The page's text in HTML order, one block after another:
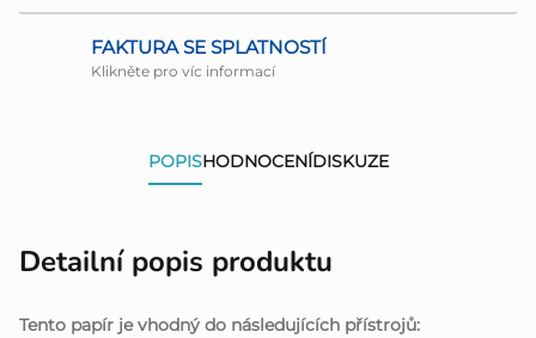
FAKTURA SE SPLATNOSTÍ
Klikněte pro víc informací
POPISHODNOCENÍDISKUZE
Detailní popis produktu
Tento papír je vhodný do následujících přístrojů: